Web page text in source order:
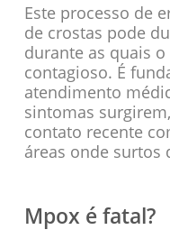
Este processo de
de crostas pode
durante as quais
contagioso. É
atendimento
sintomas
contato recente
áreas onde surtos
Mpox é fatal?